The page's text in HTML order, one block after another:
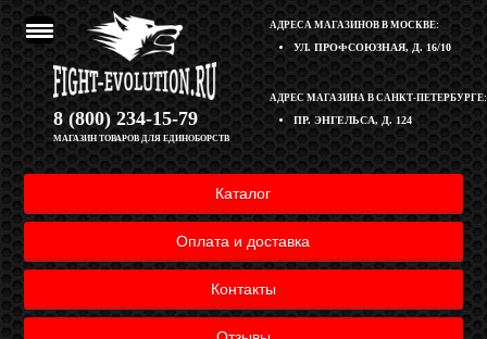
АДРЕСА МАГАЗИНОВ В МОСКВЕ:
УЛ. ПРОФСОЮЗНАЯ, Д. 16/10
АДРЕС МАГАЗИНА В САНКТ-ПЕТЕРБУРГЕ:
ПР. ЭНГЕЛЬСА, Д. 124
8 (800) 234-15-79
МАГАЗИН ТОВАРОВ ДЛЯ ЕДИНОБОРСТВ
Каталог
Оплата и доставка
Контакты
Перейти
к
навигации
Перейти
к
содержимому
Корзина
Полезная информация
Оплата и доставка товара